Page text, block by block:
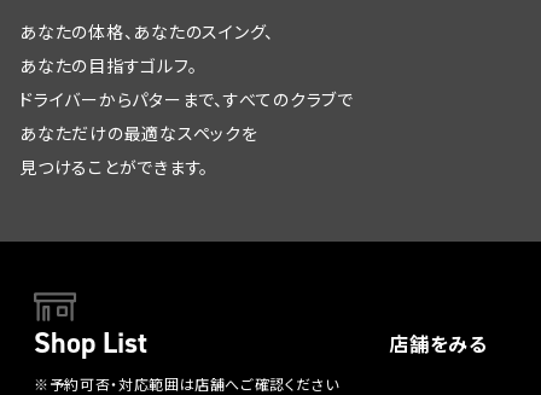
あなたの体格、あなたのスイング、
あなたの目指すゴルフ。
ドライバーからパターまで、すべてのクラブで
あなただけの最適なスペックを
見つけることができます。
Shop List 店舗をみる
※予約可否・対応範囲は店舗へご確認ください